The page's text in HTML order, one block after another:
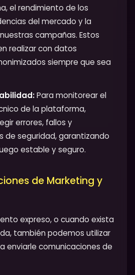
el rendimiento de los
del mercado y la
campañas. Estos
realizar con datos
siempre que sea
Para monitorear el
de la plataforma,
errores, fallos y
de seguridad, garantizando
estable y seguro.
de Marketing y
expreso, o cuando exista
también podemos utilizar
enviarle comunicaciones de